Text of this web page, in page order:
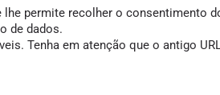
permite recolher o consentimento
de dados.
Tenha em atenção que o antigo